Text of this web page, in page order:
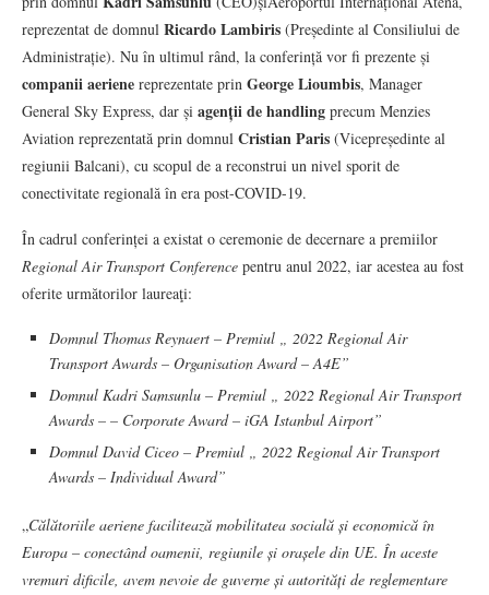
reprezentat de domnul Ricardo Lambiris (Președinte al Consiliului de
Administrație). Nu în ultimul rând, la conferință vor fi prezente și
companii aeriene reprezentate prin George Lioumbis, Manager
General Sky Express, dar și agenții de handling precum Menzies
Aviation reprezentată prin domnul Cristian Paris (Vicepreședinte al
regiunii Balcani), cu scopul de a reconstrui un nivel sporit de
conectivitate regională în era post-COVID-19.
În cadrul conferinței a existat o ceremonie de decernare a premiilor
Regional Air Transport Conference pentru anul 2022, iar acestea au fost
oferite următorilor laureaţi:
Domnul Thomas Reynaert – Premiul „ 2022 Regional Air
Transport Awards – Organisation Award – A4E”
Domnul Kadri Samsunlu – Premiul „ 2022 Regional Air Transport
Awards – – Corporate Award – iGA Istanbul Airport”
Domnul David Ciceo – Premiul „ 2022 Regional Air Transport
Awards – Individual Award”
„Călătoriile aeriene facilitează mobilitatea socială și economică în
Europa – conectând oamenii, regiunile și orașele din UE. În aceste
vremuri dificile, avem nevoie de guverne și autorități de reglementare